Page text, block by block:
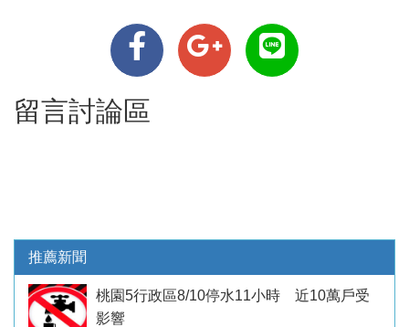
留言討論區
推薦新聞
桃園5行政區8/10停水11小時 近10萬戶受
影響